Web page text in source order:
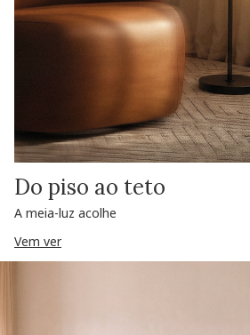
Do piso ao teto
A meia-luz acolhe
Vem ver